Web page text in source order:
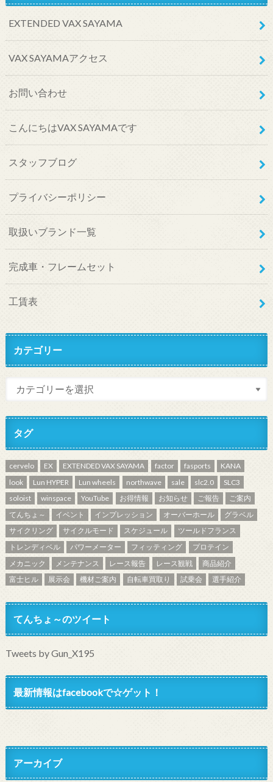
EXTENDED VAX SAYAMA
VAX SAYAMAアクセス
お問い合わせ
こんにちはVAX SAYAMAです
スタッフブログ
プライバシーポリシー
取扱いブランド一覧
完成車・フレームセット
工賃表
カテゴリー
タグ
cervelo EX EXTENDED VAX SAYAMA factor fasports
KANA
look
Lun HYPER Lun wheels northwave sale slc2.0
SLC3
soloist
winspace YouTube お得情報 お知らせ ご報告
ご案内
てんちょ～
イベント インプレッション オーバーホール
グラベル
サイクリング
サイクルモード スケジュール
ツールドフランス
トレンディベル
パワーメーター フィッティング
プロテイン
メカニック
メンテナンス レース報告 レース観戦
商品紹介
富士ヒル
展示会 機材ご案内 自転車買取り 試乗会 選手紹介
てんちょ～のツイート
Tweets by Gun_X195
最新情報はfacebookで☆ゲット！
アーカイブ